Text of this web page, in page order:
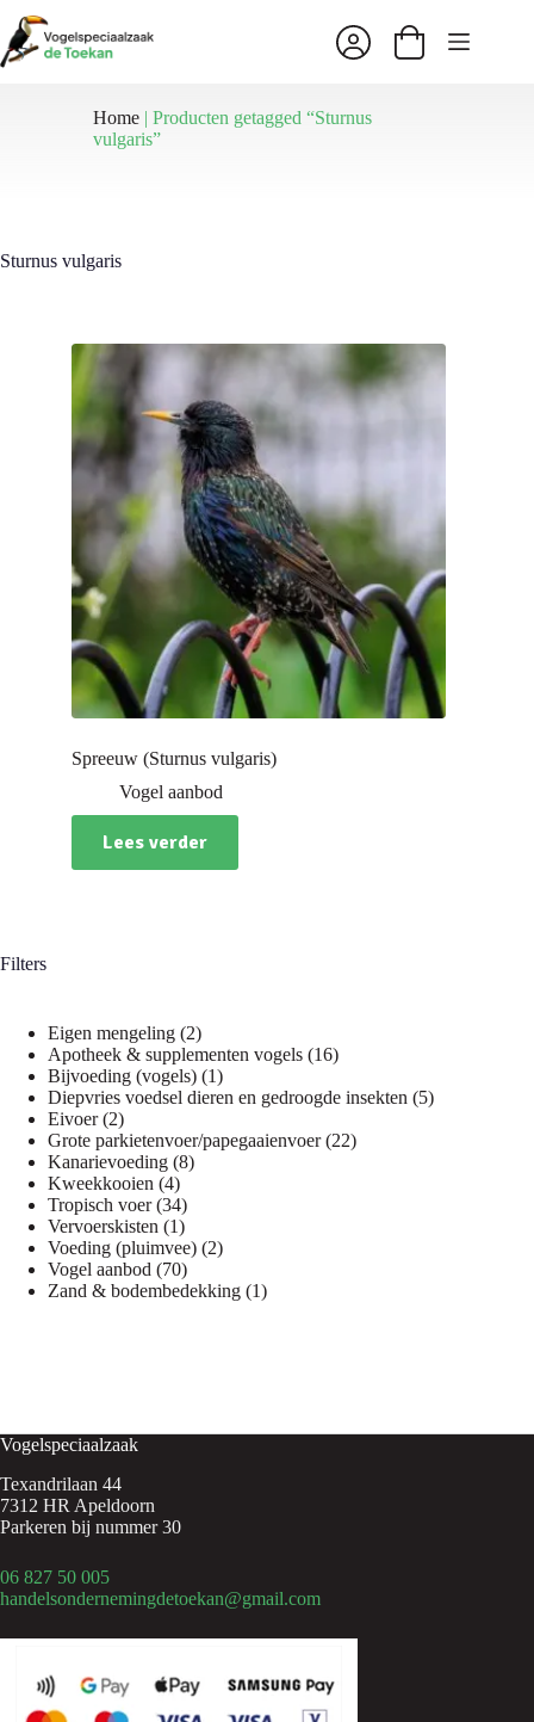
naar
de
inhoud
Winkelwagen
Home |Producten getagged “Sturnus
vulgaris”
Sturnus vulgaris
Spreeuw (Sturnus vulgaris)
Vogel aanbod
Lees verder
Filters
Eigen mengeling 22
producten
Apotheek & supplementen vogels 1616
Bijvoeding (vogels) 11
product
Diepvries voedsel dieren en gedroogde insekten 55
Eivoer 22
producten
Grote parkietenvoer/papegaaienvoer 2222
Kanarievoeding 88
Kweekkooien 44
producten
Tropisch voer 3434
producten
Vervoerskisten 11
product
Voeding (pluimvee) 22
Vogel aanbod 7070
producten
Zand & bodembedekking 11
Vogelspeciaalzaak
Texandrilaan 44
7312 HR Apeldoorn
Parkeren bij nummer 30
06 827 50 005
handelsondernemingdetoekan@gmail.com